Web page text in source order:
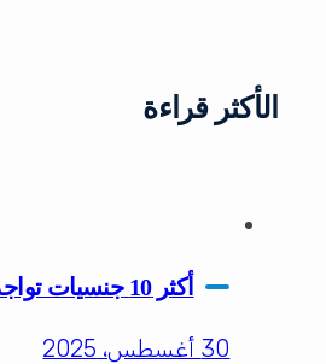
الأكثر قراءة
أكثر 10 جنسيات تواجداً في قطر 2025
30 أغسطس، 2025